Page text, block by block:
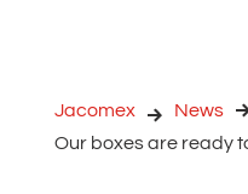
Jacomex
News
Our boxes are ready